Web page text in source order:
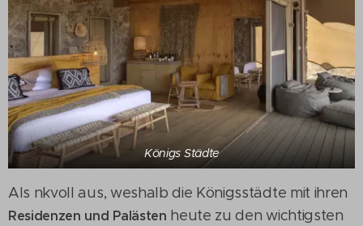
Königs Städte
Als nkvoll aus, weshalb die Königsstädte mit ihren
Residenzen und Palästen heute zu den wichtigsten